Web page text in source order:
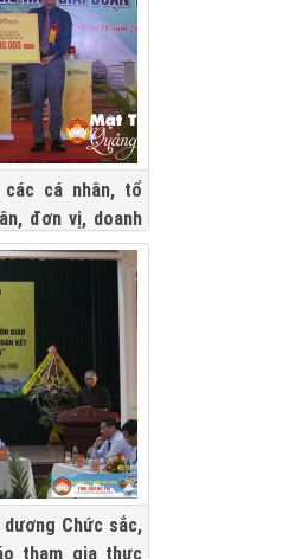
cá nhân, tổ
đơn vị, doanh
do mưa lũ gây
Chức sắc,
tham gia thực